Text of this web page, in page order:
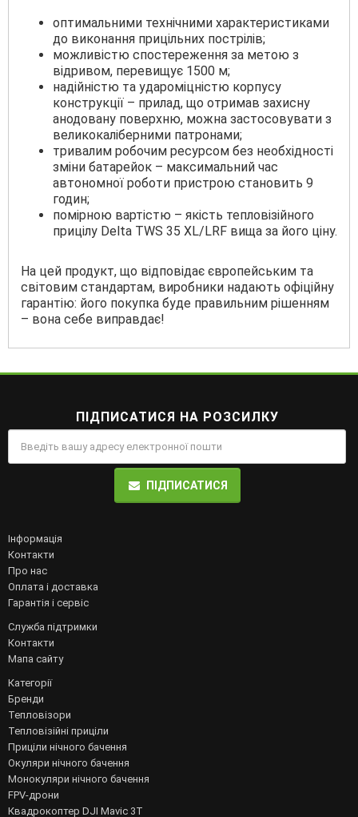
оптимальними технічними характеристиками
до виконання прицільних пострілів;
можливістю спостереження за метою з
відривом, перевищує 1500 м;
надійністю та удароміцністю корпусу
конструкції – прилад, що отримав захисну
анодовану поверхню, можна застосовувати з
великокаліберними патронами;
тривалим робочим ресурсом без необхідності
зміни батарейок – максимальний час
автономної роботи пристрою становить 9
годин;
помірною вартістю – якість тепловізійного
прицілу Delta TWS 35 XL/LRF вища за його ціну.
На цей продукт, що відповідає європейським та
світовим стандартам, виробники надають офіційну
гарантію: його покупка буде правильним рішенням
– вона себе виправдає!
ПІДПИСАТИСЯ НА РОЗСИЛКУ
ПІДПИСАТИСЯ
Інформація
Контакти
Про нас
Оплата і доставка
Гарантія і сервіс
Служба підтримки
Контакти
Мапа сайту
Категорії
Бренди
Тепловізори
Тепловізійні приціли
Приціли нічного бачення
Окуляри нічного бачення
Монокуляри нічного бачення
FPV-дрони
Квадрокоптер DJI Mavic 3T